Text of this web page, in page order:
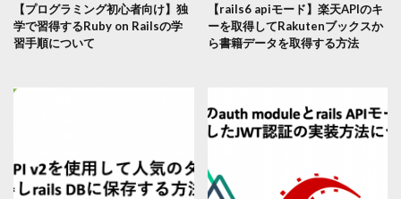
【プログラミング初心者向け】独
学で習得するRuby on Railsの学
習手順について
【rails6 apiモード】楽天APIのキ
ーを取得してRakutenブックスか
ら書籍データを取得する方法